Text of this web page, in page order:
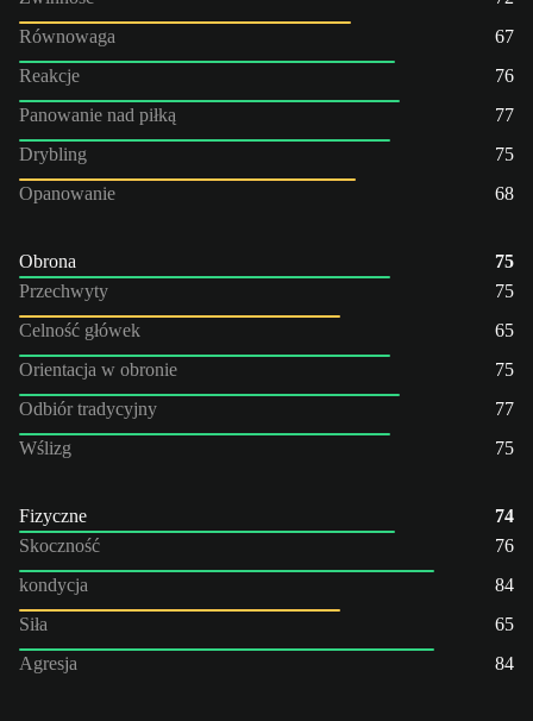
Równowaga
67
Reakcje
76
Panowanie nad piłką
77
Drybling
75
Opanowanie
68
Obrona
75
Przechwyty
75
Celność główek
65
Orientacja w obronie
75
Odbiór tradycyjny
77
Wślizg
75
Fizyczne
74
Skoczność
76
kondycja
84
Siła
65
Agresja
84